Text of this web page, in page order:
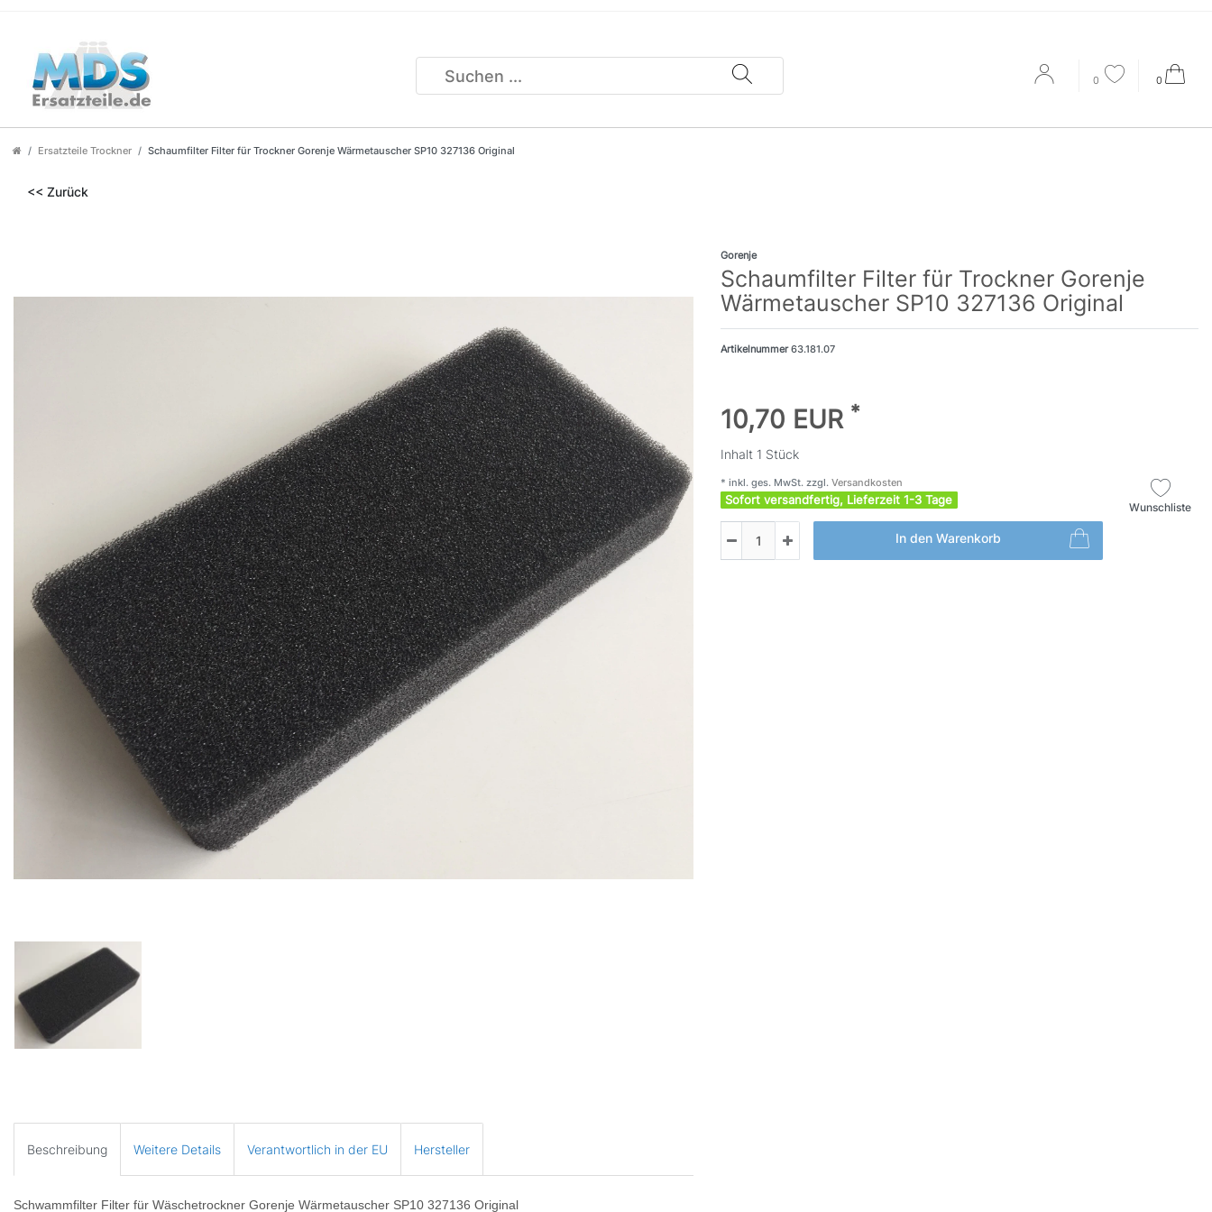
0 0
Ersatzteile Trockner Schaumfilter Filter für Trockner Gorenje Wärmetauscher SP10 327136 Original
<< Zurück
Gorenje
Schaumfilter Filter für Trockner Gorenje
Wärmetauscher SP10 327136 Original
Artikelnummer63.181.07
10,70 EUR *
Inhalt 1 Stück
* inkl. ges. MwSt. zzgl. Versandkosten
Sofort versandfertig, Lieferzeit 1-3 Tage
In den Warenkorb
Wunschliste
Beschreibung Weitere Details Verantwortlich in der EU Hersteller
Schwammfilter Filter für Wäschetrockner Gorenje Wärmetauscher SP10 327136 Original